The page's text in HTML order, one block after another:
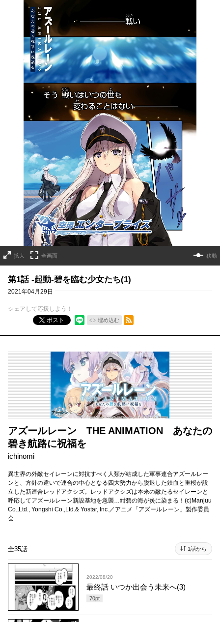
拡大 全画面 移動
第1話 ‐起動‐碧を臨む少女たち(1)
2021年04月29日
シェアして応援しよう！
ポスト
埋め込む
RSSフィード
アズールレーン THE ANIMATION あなたの
碧き航路に祝福を
ichinomi
異世界の外敵セイレーンに対抗すべく人類が結成した軍事連合アズールレー
ンと、方針の違いで連合の中心となる四大勢力から脱退した鉄血と重桜が設
立した新連合レッドアクシズ。レッドアクシズは本来の敵たるセイレーンと
呼応してアズールレーン新設基地を急襲…紺碧の海が炎に染まる！(c)Manjuu
Co.,Ltd., Yongshi Co.,Ltd.& Yostar, Inc.／アニメ「アズールレーン」製作委員
会
全35話 1話から
2022/08/20
最終話 いつか出会う未来へ(3)
70pt